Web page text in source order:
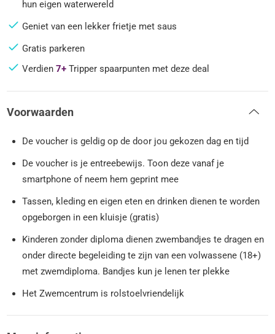
hun eigen waterwereld
Geniet van een lekker frietje met saus
Gratis parkeren
Verdien7+ Tripper spaarpunten met deze deal
Voorwaarden
De voucher is geldig op de door jou gekozen dag en tijd
De voucher is je entreebewijs. Toon deze vanaf je
smartphone of neem hem geprint mee
Tassen, kleding en eigen eten en drinken dienen te worden
opgeborgen in een kluisje (gratis)
Kinderen zonder diploma dienen zwembandjes te dragen en
onder directe begeleiding te zijn van een volwassene (18+)
met zwemdiploma. Bandjes kun je lenen ter plekke
Het Zwemcentrum is rolstoelvriendelijk